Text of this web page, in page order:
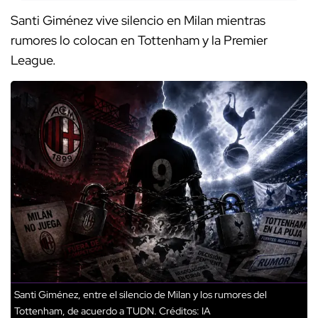
Santi Giménez vive silencio en Milan mientras
rumores lo colocan en Tottenham y la Premier
League.
Santi Giménez, entre el silencio de Milan y los rumores del
Tottenham, de acuerdo a TUDN. Créditos: IA